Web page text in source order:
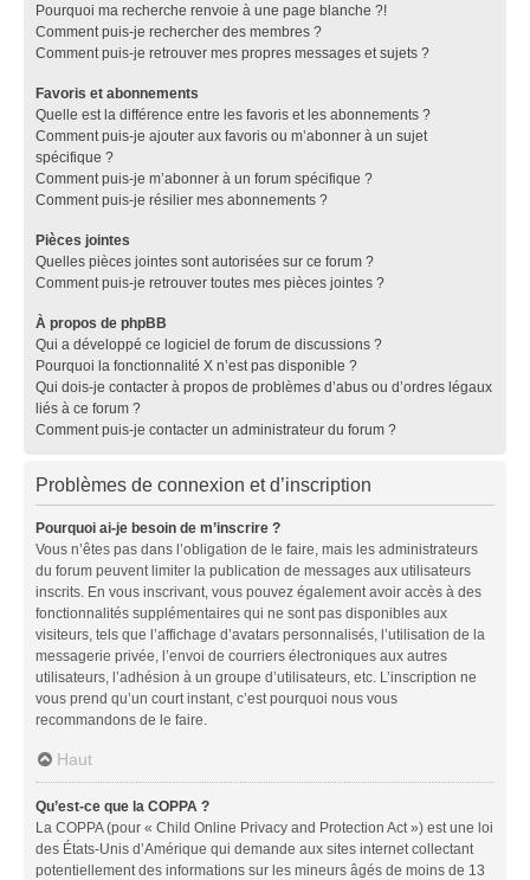
Pourquoi ma recherche renvoie à une page blanche ?!
Comment puis-je rechercher des membres ?
Comment puis-je retrouver mes propres messages et sujets ?
Favoris et abonnements
Quelle est la différence entre les favoris et les abonnements ?
Comment puis-je ajouter aux favoris ou m’abonner à un sujet
spécifique ?
Comment puis-je m’abonner à un forum spécifique ?
Comment puis-je résilier mes abonnements ?
Pièces jointes
Quelles pièces jointes sont autorisées sur ce forum ?
Comment puis-je retrouver toutes mes pièces jointes ?
À propos de phpBB
Qui a développé ce logiciel de forum de discussions ?
Pourquoi la fonctionnalité X n’est pas disponible ?
Qui dois-je contacter à propos de problèmes d’abus ou d’ordres légaux
liés à ce forum ?
Comment puis-je contacter un administrateur du forum ?
Problèmes de connexion et d’inscription
Pourquoi ai-je besoin de m’inscrire ?
Vous n’êtes pas dans l’obligation de le faire, mais les administrateurs
du forum peuvent limiter la publication de messages aux utilisateurs
inscrits. En vous inscrivant, vous pouvez également avoir accès à des
fonctionnalités supplémentaires qui ne sont pas disponibles aux
visiteurs, tels que l’affichage d’avatars personnalisés, l’utilisation de la
messagerie privée, l’envoi de courriers électroniques aux autres
utilisateurs, l’adhésion à un groupe d’utilisateurs, etc. L’inscription ne
vous prend qu’un court instant, c’est pourquoi nous vous
recommandons de le faire.
Haut
Qu’est-ce que la COPPA ?
La COPPA (pour « Child Online Privacy and Protection Act ») est une loi
des États-Unis d’Amérique qui demande aux sites internet collectant
potentiellement des informations sur les mineurs âgés de moins de 13